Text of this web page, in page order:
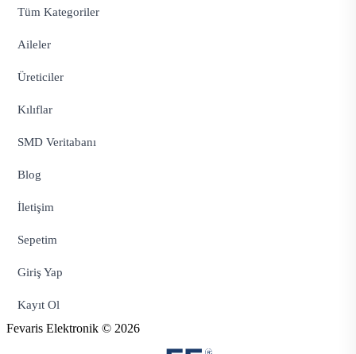
Tüm Kategoriler
Aileler
Üreticiler
Kılıflar
SMD Veritabanı
Blog
İletişim
Sepetim
Giriş Yap
Kayıt Ol
Fevaris Elektronik © 2026